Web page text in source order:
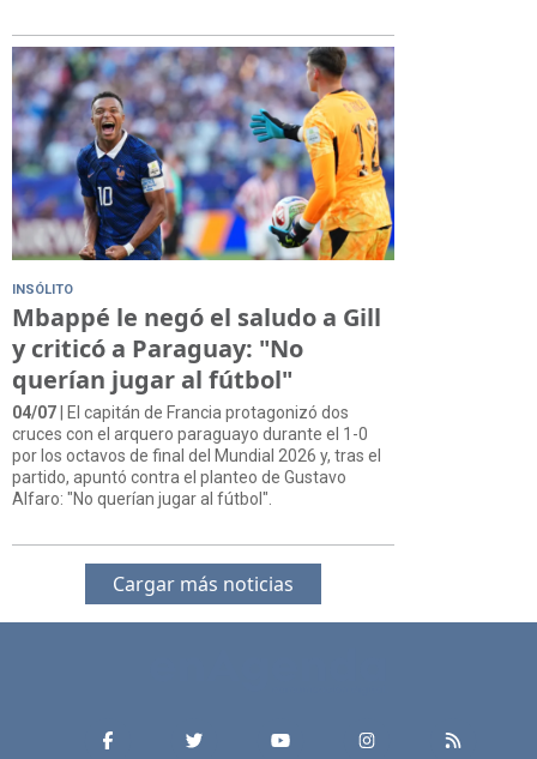
INSÓLITO
Mbappé le negó el saludo a Gill
y criticó a Paraguay: "No
querían jugar al fútbol"
04/07 | El capitán de Francia protagonizó dos
cruces con el arquero paraguayo durante el 1-0
por los octavos de final del Mundial 2026 y, tras el
partido, apuntó contra el planteo de Gustavo
Alfaro: "No querían jugar al fútbol".
Cargar más noticias